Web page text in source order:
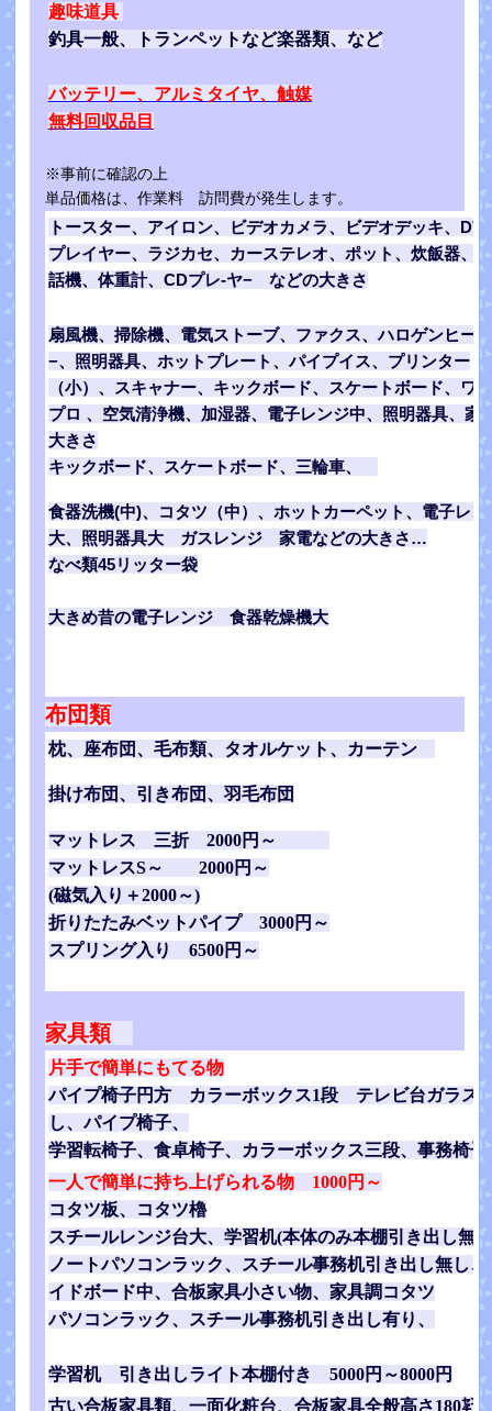
趣味道具
釣具一般、トランペットなど楽器類、など
バッテリー、アルミタイヤ、触媒
無料回収品目
※事前に確認の上
単品価格は、作業料 訪問費が発生します。
トースター、アイロン、ビデオカメラ、ビデオデッキ、
プレイヤー、ラジカセ、カーステレオ、ポット、炊飯器、電
話機、体重計、 CDプレ-ヤ−などの大きさ
扇風機、掃除機、電気ストーブ、ファクス、ハロゲンヒータ
−、照明器具、ホットプレート、パイプイス、プリンター
（小）、スキャナー、キックボード、スケートボード、ワー
プロ 、空気清浄機、加湿器、電子レンジ中、照明器具、家
大きさ
キックボード、スケートボード、三輪車、
食器洗機(中)、コタツ（中）、ホットカーペット、電子レン
大、照明器具大 ガスレンジ 家電などの大きさ…
なべ類45リッター袋
大きめ昔の電子レンジ 食器乾燥機大
布団類
枕、座布団、毛布類、タオルケット、カーテン
掛け布団、引き布団、羽毛布団
マットレス 三折 2000円～
マットレスS～ 2000円～
(磁気入り＋2000～)
折りたたみベットパイプ 3000円～
スプリング入り 6500円～
家具類
片手で簡単にもてる物
パイプ椅子円方 カラーボックス1段 テレビ台ガラス
し、パイプ椅子、
学習転椅子、食卓椅子、カラーボックス三段、事務椅子
一人で簡単に持ち上げられる物 1000円～
コタツ板、コタツ櫓
スチールレンジ台大、学習机(本体のみ本棚引き出し無)
ノートパソコンラック、スチール事務机引き出し無し、
イドボード中、合板家具小さい物、家具調コタツ
パソコンラック、スチール事務机引き出し有り、
学習机 引き出しライト本棚付き 5000円～8000円
古い合板家具類、一面化粧台、合板家具全般高さ180㌢